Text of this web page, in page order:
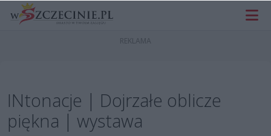
INtonacje | Dojrzałe oblicze
piękna | wystawa